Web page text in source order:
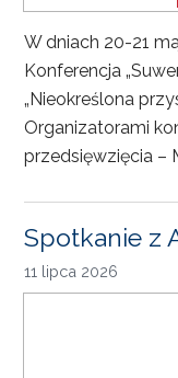
W dniach 20-21
Konferencja
„Nieokreślona
Organizatorami
przedsięwzięcia –
Spotkanie z
11 lipca 2026